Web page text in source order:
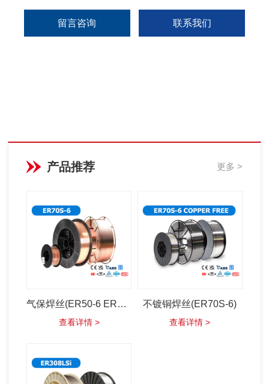
留言咨询 联系我们
产品推荐 更多 >
气保焊丝(ER50-6 ER70s-6)
查看详情 >
不镀铜焊丝(ER70S-6)
查看详情 >